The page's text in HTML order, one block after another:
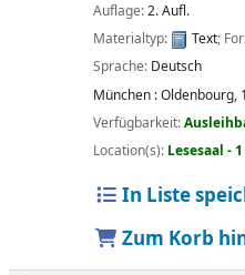
Auflage:2. Aufl.
Materialtyp:
Text;
Sprache: Deutsch
München :Oldenbourg,
Verfügbarkeit:
Location(s): Lesesaal - 1
In Liste
Zum Korb